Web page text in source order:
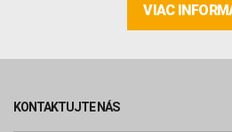
VIAC
KONTAKTUJTE NÁS